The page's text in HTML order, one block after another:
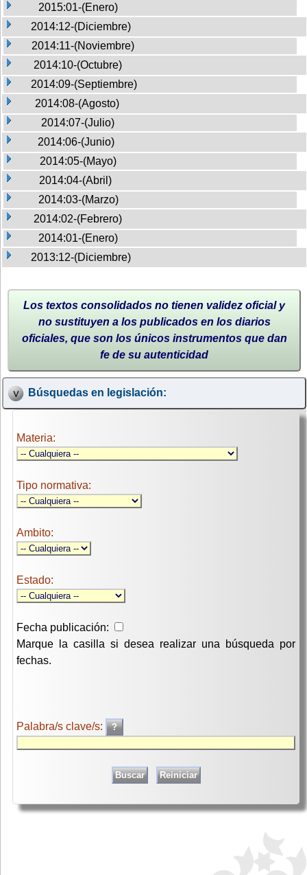
2015:01-(Enero)
2014:12-(Diciembre)
2014:11-(Noviembre)
2014:10-(Octubre)
2014:09-(Septiembre)
2014:08-(Agosto)
2014:07-(Julio)
2014:06-(Junio)
2014:05-(Mayo)
2014:04-(Abril)
2014:03-(Marzo)
2014:02-(Febrero)
2014:01-(Enero)
2013:12-(Diciembre)
Los textos consolidados no tienen validez oficial y
no sustituyen a los publicados en los diarios
oficiales, que son los únicos instrumentos que dan
fe de su autenticidad
Búsquedas en legislación:
Materia:
Tipo normativa:
Ambito:
Estado:
Fecha publicación:
Marque la casilla si desea realizar una búsqueda por
fechas.
Palabra/s clave/s: